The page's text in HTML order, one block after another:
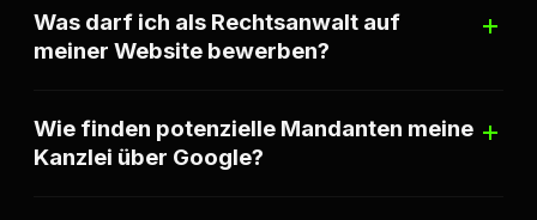
Was darf ich als Rechtsanwalt auf
meiner Website bewerben?
Wie finden potenzielle Mandanten meine
Kanzlei über Google?